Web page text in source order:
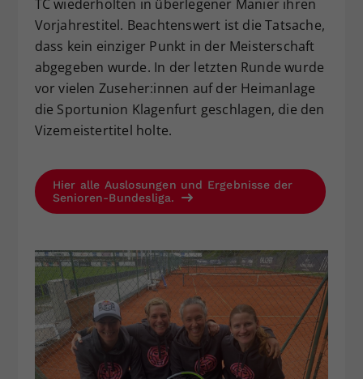
TC wiederholten in überlegener Manier ihren
Vorjahrestitel. Beachtenswert ist die Tatsache,
dass kein einziger Punkt in der Meisterschaft
abgegeben wurde. In der letzten Runde wurde
vor vielen Zuseher:innen auf der Heimanlage
die Sportunion Klagenfurt geschlagen, die den
Vizemeistertitel holte.
Hier alle Auslosungen und Ergebnisse der
Senioren-Bundesliga.